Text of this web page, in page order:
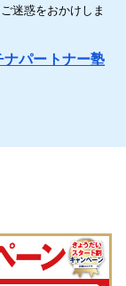
迷惑をおかけしま
パートナー塾